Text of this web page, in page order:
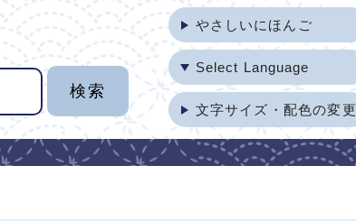
やさしいにほんご
Select Language
文字サイズ・配色の変更